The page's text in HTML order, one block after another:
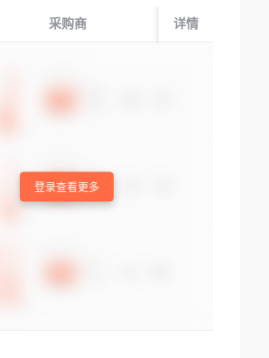
采购商 起运国/地区
详情
登录查看更多